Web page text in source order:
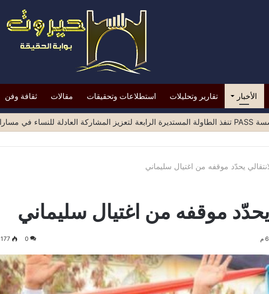
الأخبار تقارير وتحليلات استطلاعات وتحقيقات مقالات ثقافة وفن
المؤتمر العلمي الثاني للأنف والأذن والحنجرة بكلية الطب بجامعة صنعاء 2026
يحدّد موقفه من اغتيال سليماني
يحدّد موقفه من اغتيال سليماني
0
177